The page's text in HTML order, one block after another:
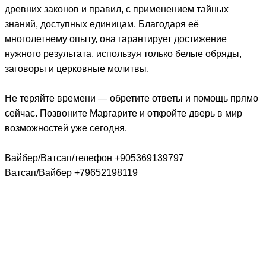
древних законов и правил, с применением тайных
знаний, доступных единицам. Благодаря её
многолетнему опыту, она гарантирует достижение
нужного результата, используя только белые обряды,
заговоры и церковные молитвы.
Не теряйте времени — обретите ответы и помощь прямо
сейчас. Позвоните Маргарите и откройте дверь в мир
возможностей уже сегодня.
Вайбер/Ватсап/телефон +905369139797
Ватсап/Вайбер +79652198119